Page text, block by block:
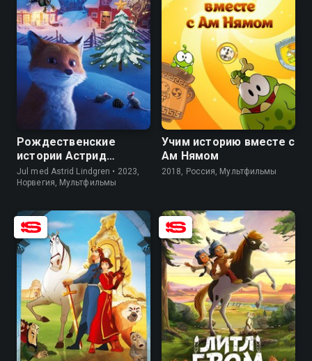
8.0 6.4
Рождественские
истории Астрид
Линдгрен
Jul med Astrid Lindgren • 2023,
Норвегия, Мультфильмы
Учим историю вместе с
Ам Нямом
2018, Россия, Мультфильмы